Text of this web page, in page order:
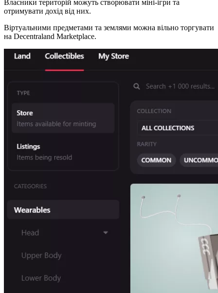
Власники територій можуть створювати міні-ігри та
отримувати дохід від них.
Віртуальними предметами та землями можна вільно торгувати
на Decentraland Marketplace.